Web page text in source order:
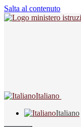
Salta al contenuto
Italiano
Italiano